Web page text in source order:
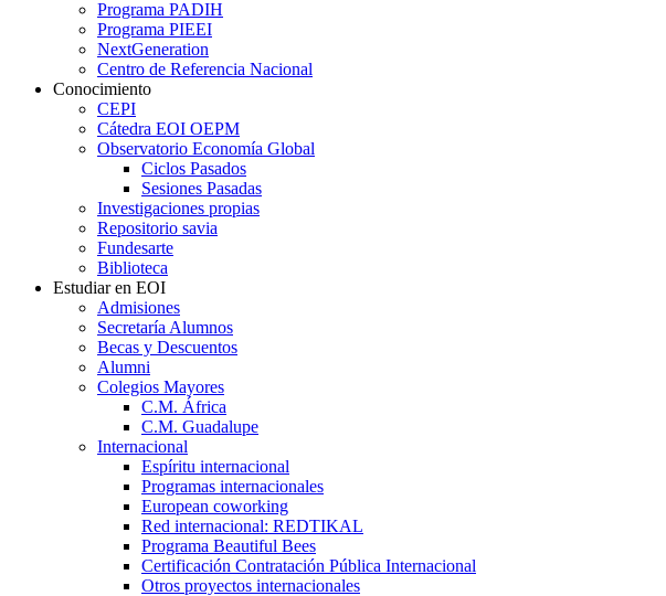
Programa PADIH
Programa PIEEI
NextGeneration
Centro de Referencia Nacional
Conocimiento
CEPI
Cátedra EOI OEPM
Observatorio Economía Global
Ciclos Pasados
Sesiones Pasadas
Investigaciones propias
Repositorio savia
Fundesarte
Biblioteca
Estudiar en EOI
Admisiones
Secretaría Alumnos
Becas y Descuentos
Alumni
Colegios Mayores
C.M. África
C.M. Guadalupe
Internacional
Espíritu internacional
Programas internacionales
European coworking
Red internacional: REDTIKAL
Programa Beautiful Bees
Certificación Contratación Pública Internacional
Otros proyectos internacionales